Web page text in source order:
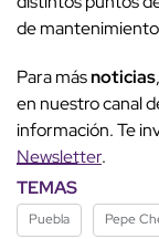
de
Para másnoticias
en nuestro canal
información. Te
Newsletter.
TEMAS
Puebla Pepe